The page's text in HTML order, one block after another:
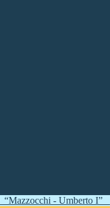
“Mazzocchi - Umberto I”